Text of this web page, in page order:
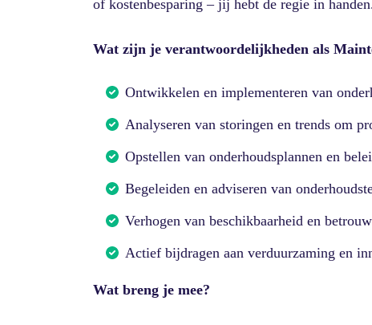
of kostenbesparing – jij hebt de regie in
Wat zijn je verantwoordelijkheden als
Ontwikkelen en implementeren van
Analyseren van storingen en trends om
Opstellen van onderhoudsplannen en
Begeleiden en adviseren van
Verhogen van beschikbaarheid en
Actief bijdragen aan verduurzaming en
Wat breng je mee?